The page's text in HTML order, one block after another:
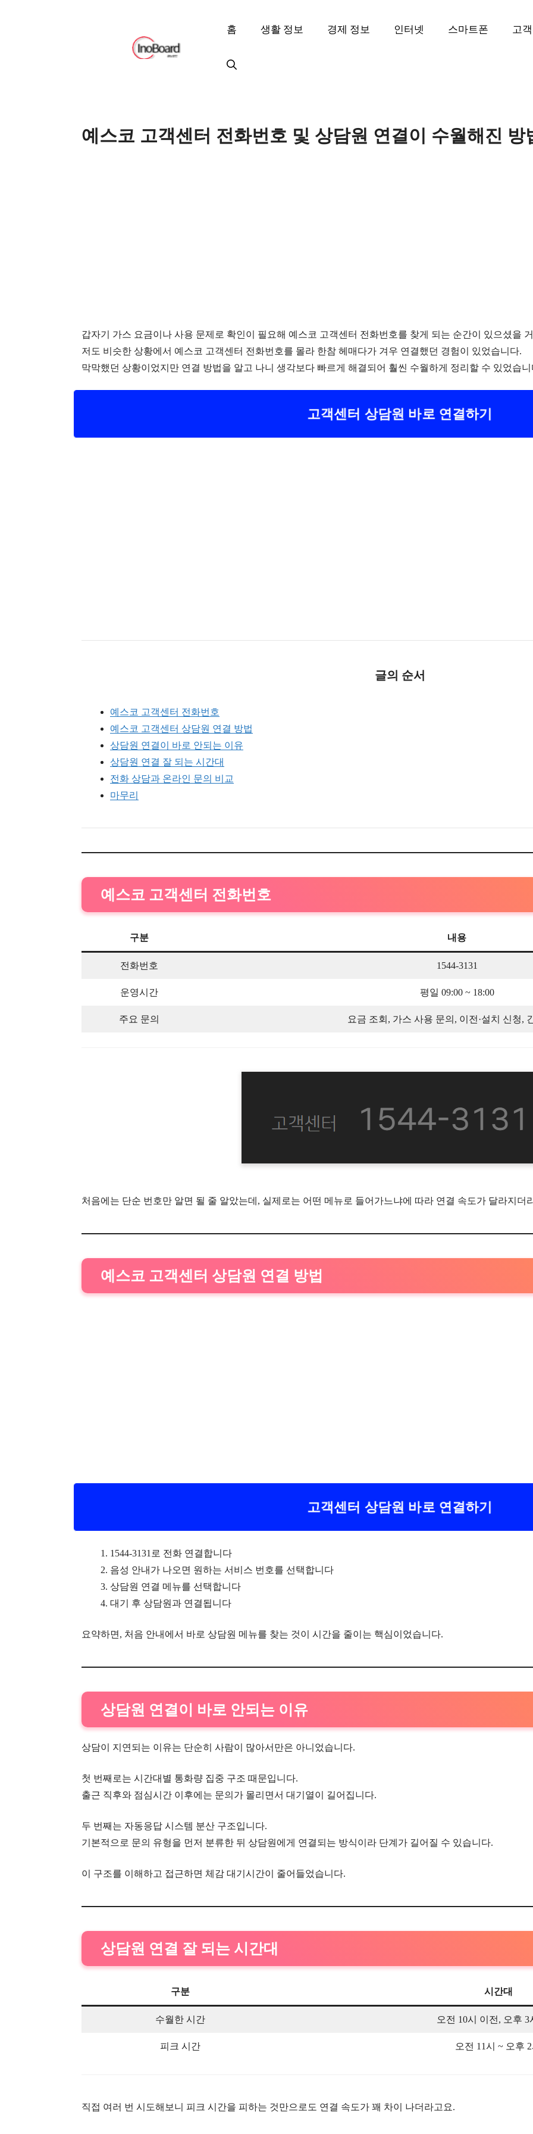
홈 생활 정보 경제 정보 인터넷 스마트폰 고
예스코 고객센터 전화번호 및 상담원 연결이 수월해진 방
갑자기 가스 요금이나 사용 문제로 확인이 필요해 예스코 고객센터 전화번호를 찾게 되는 순간이 있으셨을
저도 비슷한 상황에서 예스코 고객센터 전화번호를 몰라 한참 헤매다가 겨우 연결했던 경험이 있었습니다.
막막했던 상황이었지만 연결 방법을 알고 나니 생각보다 빠르게 해결되어 훨씬 수월하게 정리할 수 있었습니
고객센터 상담원 바로 연결하기
글의 순서
예스코 고객센터 전화번호
예스코 고객센터 상담원 연결 방법
상담원 연결이 바로 안되는 이유
상담원 연결 잘 되는 시간대
전화 상담과 온라인 문의 비교
마무리
예스코 고객센터 전화번호
구분 내용
전화번호 1544-3131
운영시간 평일 09:00 ~ 18:00
주요 문의 요금 조회, 가스 사용 문의, 이전·설치 신청,
처음에는 단순 번호만 알면 될 줄 알았는데, 실제로는 어떤 메뉴로 들어가느냐에 따라 연결 속도가 달라지더
예스코 고객센터 상담원 연결 방법
고객센터 상담원 바로 연결하기
1544-3131로 전화 연결합니다
음성 안내가 나오면 원하는 서비스 번호를 선택합니다
상담원 연결 메뉴를 선택합니다
대기 후 상담원과 연결됩니다
요약하면, 처음 안내에서 바로 상담원 메뉴를 찾는 것이 시간을 줄이는 핵심이었습니다.
상담원 연결이 바로 안되는 이유
상담이 지연되는 이유는 단순히 사람이 많아서만은 아니었습니다.
첫 번째로는 시간대별 통화량 집중 구조 때문입니다.
출근 직후와 점심시간 이후에는 문의가 몰리면서 대기열이 길어집니다.
두 번째는 자동응답 시스템 분산 구조입니다.
기본적으로 문의 유형을 먼저 분류한 뒤 상담원에게 연결되는 방식이라 단계가 길어질 수 있습니다.
이 구조를 이해하고 접근하면 체감 대기시간이 줄어들었습니다.
상담원 연결 잘 되는 시간대
구분 시간대
수월한 시간 오전 10시 이전, 오후 3
피크 시간 오전 11시 ~ 오후
직접 여러 번 시도해보니 피크 시간을 피하는 것만으로도 연결 속도가 꽤 차이 나더라고요.